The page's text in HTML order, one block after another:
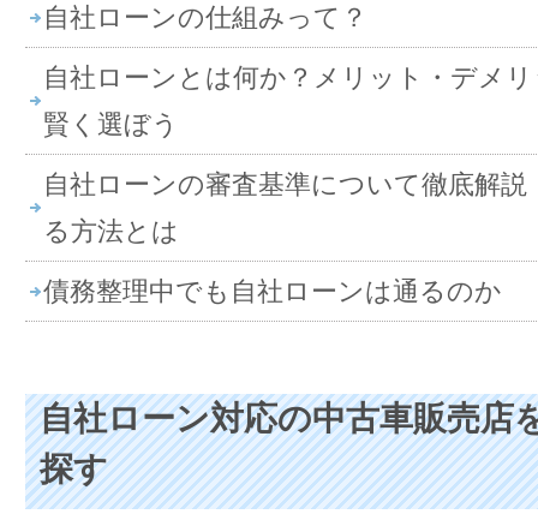
自社ローンの仕組みって？
自社ローンとは何か？メリット・デメ
賢く選ぼう
自社ローンの審査基準について徹底解
る方法とは
債務整理中でも自社ローンは通るのか
自社ローン対応の中古車販売店
探す